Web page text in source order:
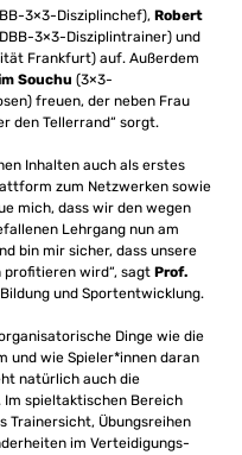
3×3-Disziplinchef), Robert
3×3-Disziplintrainer) und
Frankfurt) auf. Außerdem
Souchu (3×3-
freuen, der neben Frau
den Tellerrand“ sorgt.
Inhalten auch als erstes
zum Netzwerken sowie
mich, dass wir den wegen
Lehrgang nun am
bin mir sicher, dass unsere
profitieren wird“, sagt Prof.
und Sportentwicklung.
Dinge wie die
und wie Spieler*innen daran
natürlich auch die
spieltaktischen Bereich
Trainersicht, Übungsreihen
im Verteidigungs-